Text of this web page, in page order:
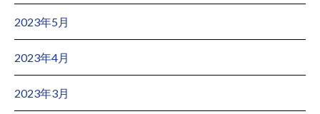
2023年5月
2023年4月
2023年3月